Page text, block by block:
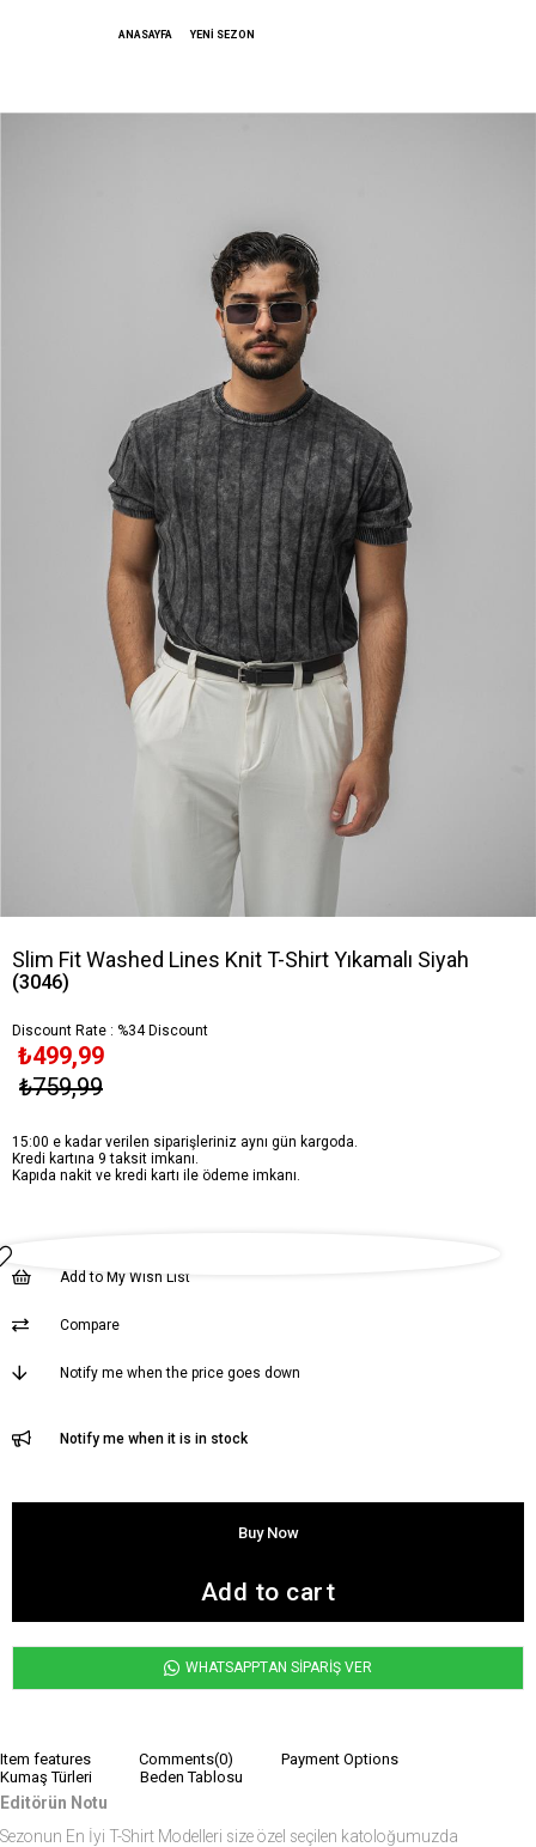
ANASAYFA YENİ SEZON
Slim Fit Washed Lines Knit T-Shirt Yıkamalı Siyah
(3046)
Discount Rate : %34Discount
₺759,99
₺499,99
15:00 e kadar verilen siparişleriniz aynı gün kargoda.
Kredi kartına 9 taksit imkanı.
Kapıda nakit ve kredi kartı ile ödeme imkanı.
Add to My Wish List
Compare
Notify me when the price goes down
Notify me when it is in stock
WHATSAPPTAN SİPARİŞ VER
Item features Comments(0)
Payment Options
Kumaş Türleri
Beden Tablosu
Editörün Notu
Sezonun En İyi T-Shirt Modelleri size özel seçilen katoloğumuzda